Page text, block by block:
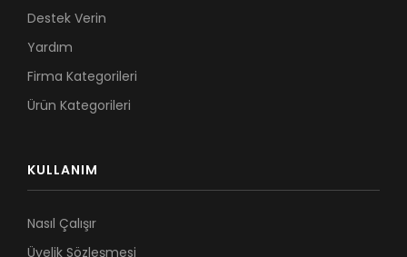
Destek Verin
Yardım
Firma Kategorileri
Ürün Kategorileri
KULLANIM
Nasıl Çalışır
Üyelik Sözleşmesi